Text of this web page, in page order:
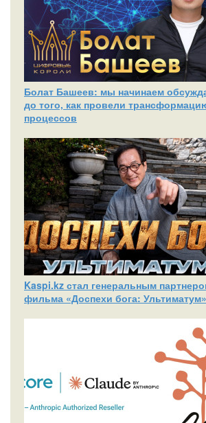
Болат Башеев: мы начинаем
до того, как провели
процессов
Kaspi.kz стал генеральным
фильма «Доспехи бога: